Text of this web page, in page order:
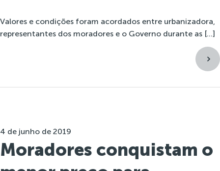
Valores e condições foram acordados entre urbanizadora,
representantes dos moradores e o Governo durante as […]
4 de junho de 2019
Moradores conquistam o